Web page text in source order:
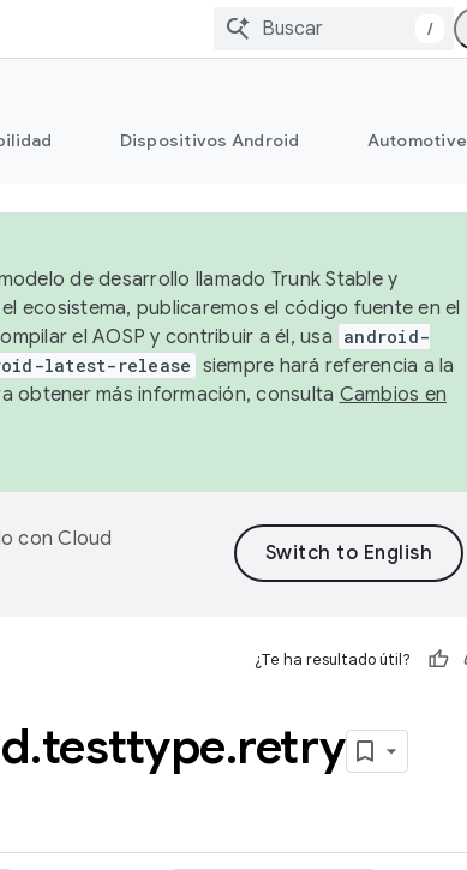
/
Dispositivos Android Automotive
de desarrollo llamado Trunk Stable y
ecosistema, publicaremos el código fuente en el
el AOSP y contribuir a él, usa android-
latest-release siempre hará referencia a la
obtener más información, consulta Cambios en
conCloud
¿Te ha resultado útil?
.testtype.retry